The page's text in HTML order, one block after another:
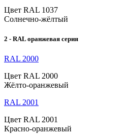
Цвет RAL 1037
Солнечно-жёлтый
2 - RAL оранжевая серия
RAL 2000
Цвет RAL 2000
Жёлто-оранжевый
RAL 2001
Цвет RAL 2001
Красно-оранжевый